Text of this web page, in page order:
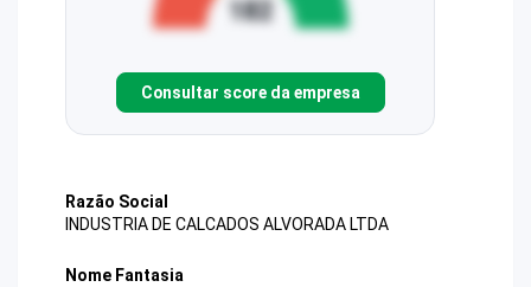
Consultar score da empresa
Razão Social
INDUSTRIA DE CALCADOS ALVORADA LTDA
Nome Fantasia